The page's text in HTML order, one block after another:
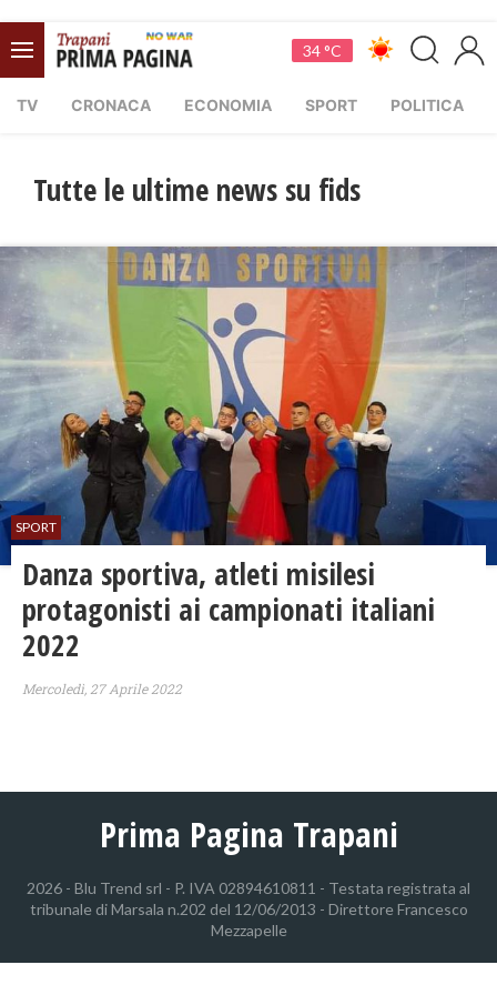
34 °C
TV CRONACA ECONOMIA SPORT POLITICA
Tutte le ultime news su fids
SPORT
Danza sportiva, atleti misilesi
protagonisti ai campionati italiani
2022
Mercoledì, 27 Aprile 2022
Prima Pagina Trapani
2026 - Blu Trend srl - P. IVA 02894610811 - Testata registrata al
tribunale di Marsala n.202 del 12/06/2013 - Direttore Francesco
Mezzapelle